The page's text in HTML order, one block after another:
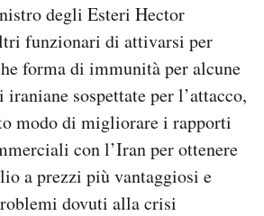
degli Esteri Hector
funzionari di attivarsi per
forma di immunità per alcune
sospettate per l’attacco,
modo di migliorare i rapporti
con l’Iran per ottenere
a prezzi più vantaggiosi e
dovuti alla crisi